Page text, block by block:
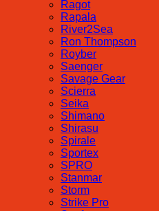
Ragot
Rapala
River2Sea
Ron Thompson
Royber
Saenger
Savage Gear
Scierra
Seika
Shimano
Shirasu
Spirale
Sportex
SPRO
Stanmar
Storm
Strike Pro